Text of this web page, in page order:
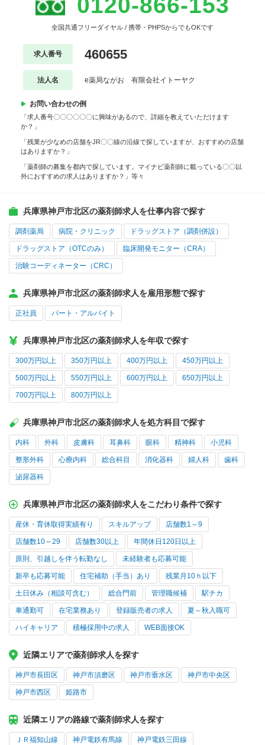
0120-866-153
全国共通フリーダイヤル / 携帯・PHPSからでもOKです
求人番号 460655
法人名 e薬局ながお 有限会社イトーヤク
お問い合わせの例
「求人番号〇〇〇〇〇〇に興味があるので、詳細を教えていただけます
か？」
「残業が少なめの店舗をJR〇〇線の沿線で探していますが、おすすめの店舗
はありますか？」
「薬剤師の募集を都内で探しています。マイナビ薬剤師に載っている〇〇以
外におすすめの求人はありますか？」等々
兵庫県神戸市北区の薬剤師求人を仕事内容で探す
調剤薬局 病院・クリニック ドラッグストア（調剤併設）
ドラッグストア（OTCのみ） 臨床開発モニター（CRA）
治験コーディネーター（CRC）
兵庫県神戸市北区の薬剤師求人を雇用形態で探す
正社員 パート・アルバイト
兵庫県神戸市北区の薬剤師求人を年収で探す
300万円以上 350万円以上 400万円以上 450万円以上
500万円以上 550万円以上 600万円以上 650万円以上
700万円以上 800万円以上
兵庫県神戸市北区の薬剤師求人を処方科目で探す
内科 外科 皮膚科 耳鼻科 眼科 精神科 小児科
整形外科 心療内科 総合科目 消化器科 婦人科 歯科
泌尿器科
兵庫県神戸市北区の薬剤師求人をこだわり条件で探す
産休・育休取得実績有り スキルアップ 店舗数1～9
店舗数10～29 店舗数30以上 年間休日120日以上
原則、引越しを伴う転勤なし 未経験者も応募可能
新卒も応募可能 住宅補助（手当）あり 残業月10ｈ以下
土日休み（相談可含む） 総合門前 管理職候補 駅チカ
車通勤可 在宅業務あり 登録販売者の求人 夏～秋入職可
ハイキャリア 積極採用中の求人 WEB面接OK
近隣エリアで薬剤師求人を探す
神戸市長田区 神戸市須磨区 神戸市垂水区 神戸市中央区
神戸市西区 姫路市
近隣エリアの路線で薬剤師求人を探す
ＪＲ福知山線 神戸電鉄有馬線 神戸電鉄三田線